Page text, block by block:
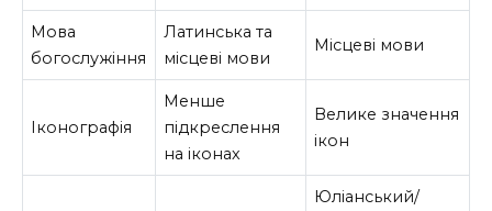
Мова
богослужіння
Латинська та
місцеві мови
Місцеві мови
Іконографія
Менше
підкреслення
на іконах
Велике значення
ікон
Юліанський/